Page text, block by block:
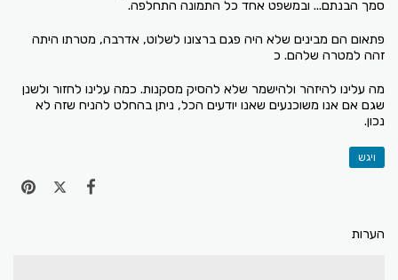
סמך הבנתם... ובמשפט אחד כל התמונה התחלפה.
פתאום הם מבינים שלא היה פגם ברצונו לשלוט, אדרבה, מטרתו היתה
זהה למטרה שלהם. כ
מה עלינו להיזהר ולהישמר שלא להסיק מסקנות. כמה עלינו לחזור ולשנן
שגם אם אנו משוכנעים שאנו יודעים הכל, ניתן בהחלט להניח שזה לא
נכון.
ויגש
הערות